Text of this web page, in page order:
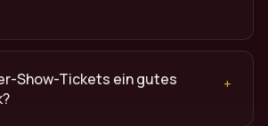
Show-Tickets ein gutes
+